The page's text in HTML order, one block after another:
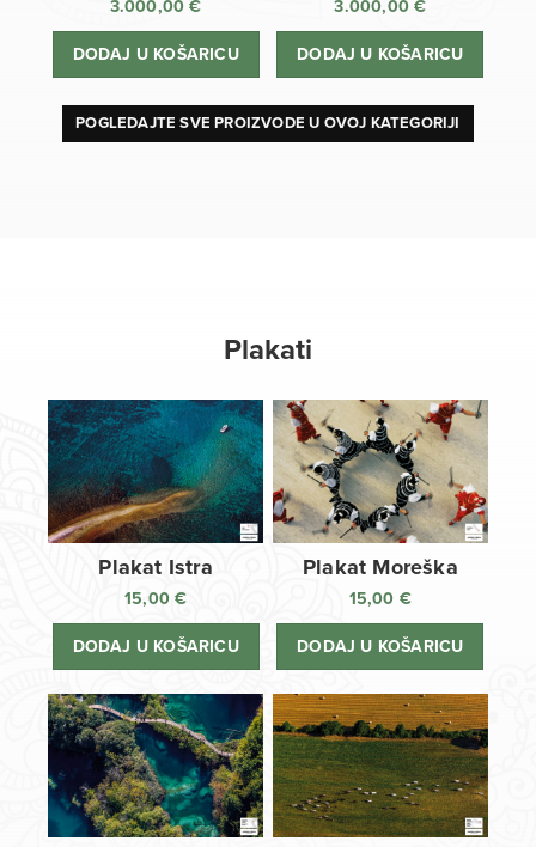
3.000,00€
DODAJ U KOŠARICU
3.000,00€
DODAJ U KOŠARICU
POGLEDAJTE SVE PROIZVODE U OVOJ KATEGORIJI
Plakati
Plakat Istra
15,00€
DODAJ U KOŠARICU
Plakat Moreška
15,00 €
DODAJ U KOŠARICU